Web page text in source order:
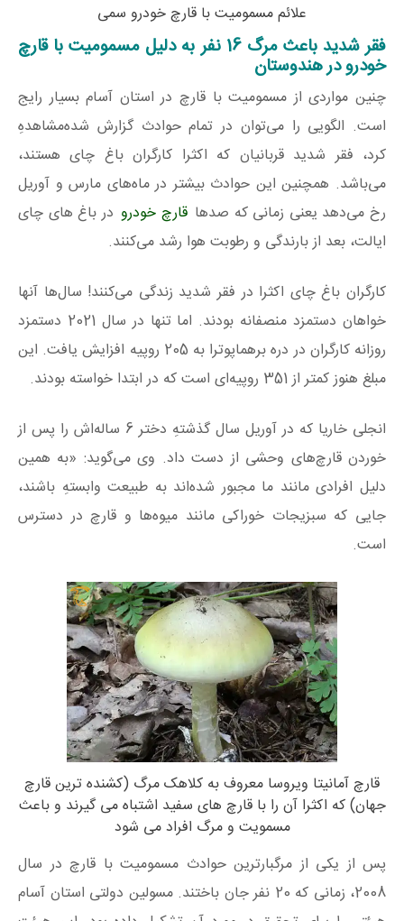
علائم مسمومیت با قارچ خودرو سمی
فقر شدید باعث مرگ 16 نفر به دلیل مسمومیت با قارچ
خودرو در هندوستان
چنین مواردی از مسمومیت با قارچ در استان آسام بسیار رایج
است. الگویی را می‌توان در تمام حوادث گزارش شده‌مشاهدهِ
کرد، فقر شدید قربانیان که اکثرا کارگران باغ چای هستند،
می‌باشد. همچنین این حوادث بیشتر در ماه‌های مارس و آوریل
رخ می‌دهد یعنی زمانی که صدها قارچ خودرو در باغ های چای
ایالت، بعد از بارندگی و رطوبت هوا رشد می‌کنند.
کارگران باغ چای اکثرا در فقر شدید زندگی می‌کنند! سال‌ها آنها
خواهان دستمزد منصفانه بودند. اما تنها در سال 2021 دستمزد
روزانه کارگران در دره برهماپوترا به 205 روپیه افزایش یافت. این
مبلغ هنوز کمتر از 351 روپیه‌ای است که در ابتدا خواسته بودند.
انجلی خاریا که در آوریل سال گذشتهِ دختر 6 ساله‌اش را پس از
خوردن قارچ‌های وحشی از دست داد. وی می‌گوید: «به همین
دلیل افرادی مانند ما مجبور شده‌اند به طبیعت وابستهِ باشند،
جایی که سبزیجات خوراکی مانند میوه‌ها و قارچ در دسترس
است.
قارچ آمانیتا ویروسا معروف به کلاهک مرگ (کشنده ترین قارچ
جهان) که اکثرا آن را با قارچ های سفید اشتباه می گیرند و باعث
مسمویت و مرگ افراد می شود
پس از یکی از مرگبارترین حوادث مسمومیت با قارچ در سال
2008، زمانی که 20 نفر جان باختند. مسولین دولتی استان آسام